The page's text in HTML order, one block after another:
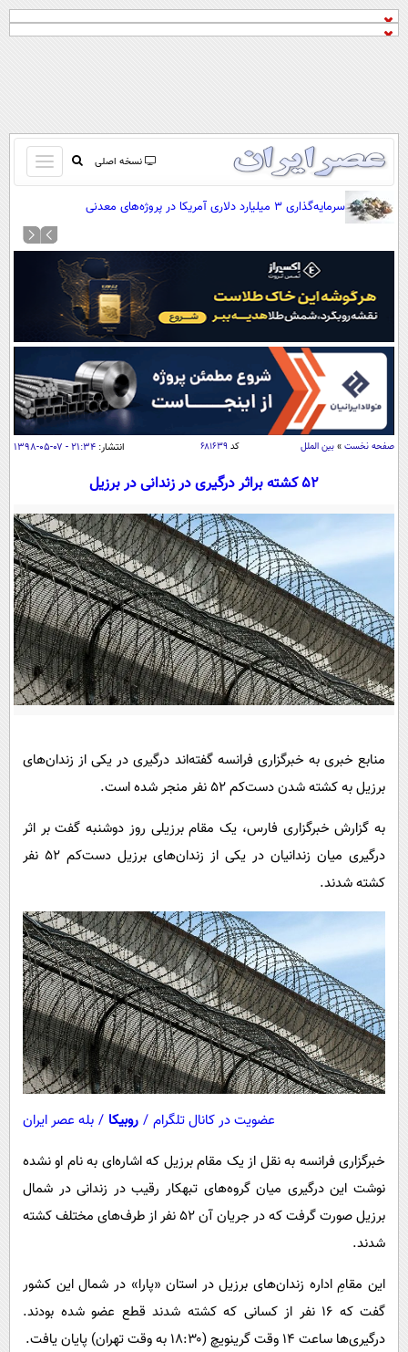
نسخه اصلی
باز
و
کردن
صفحه اول
آرشیو
نظرسنجی
آب و هوا
اوقات شرعی
سواد زندگی
اقتصاد
اقتصادی
جامعه
حوادث
سلامت
یک برش دانایی
محیط زیست
سفر و تفریح
بین الملل
سیاست خارجی
فرهنگ و هنر
علم و دانش
فناوری و It
علمی
اخبار کریپتو
قرآن
گوناگون
سرگرمی
مجله تصویری سلاح
فیلم
ورزش
سیاست
سرگرمی
فناوری
حوادث
محیط زیست
سلامت
فرهنگی
بین الملل
اجتماعی
حیات وحش
سیاست خارجی
خواندنی ها و دیدنی ها
داستان کوتاه
پیامک
روانشناسی
دانلود
آموزش زبان
سرمایه‌گذاری ۳ میلیارد دلاری آمریکا در پروژه‌های معدنی
صفحه نخست » بین الملل کد ۶۸۱۶۳۹ انتشار: ۲۱:۳۴ - ۰۷-۰۵-۱۳۹۸
52 کشته براثر درگیری در زندانی در برزیل
منابع خبری به خبرگزاری فرانسه گفته‌اند درگیری در یکی از زندان‌های
برزیل به کشته شدن دست‌کم ۵۲ نفر منجر شده است.
به گزارش خبرگزاری فارس، یک مقام برزیلی روز دوشنبه گفت بر اثر
درگیری میان زندانیان در یکی از زندان‌های برزیل دست‌کم ۵۲ نفر
کشته شدند.
عضویت در کانال تلگرام / روبیکا / بله عصر ایران
خبرگزاری فرانسه به نقل از یک مقام برزیل که اشاره‌ای به نام او نشده
نوشت این درگیری میان گروه‌های تبهکار رقیب در زندانی در شمال
برزیل صورت گرفت که در جریان آن ۵۲ نفر از طرف‌های مختلف کشته
شدند.
این مقامِ اداره زندان‌های برزیل در استان «پارا» در شمال این کشور
گفت که ۱۶ نفر از کسانی که کشته شدند قطع عضو شده بودند.
درگیری‌ها ساعت ۱۴ وقت گرینویچ (۱۸:۳۰ به وقت تهران) پایان یافت.